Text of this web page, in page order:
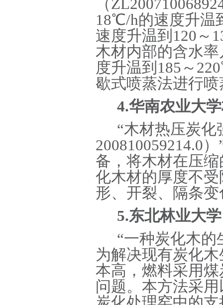
（
18℃/h的速度升温
速度升温到120～
木材内部的含水
度升温到185～
歇式喷蒸法进行
4.华南农业大
“木材热压炭化
200810059214.0
备，将木材在压
化木材的厚度不
形、开裂、隔条
5.东北林业大学
“一种炭化木的
为解决现有炭化
本高，燃料采用
问题。本方法采